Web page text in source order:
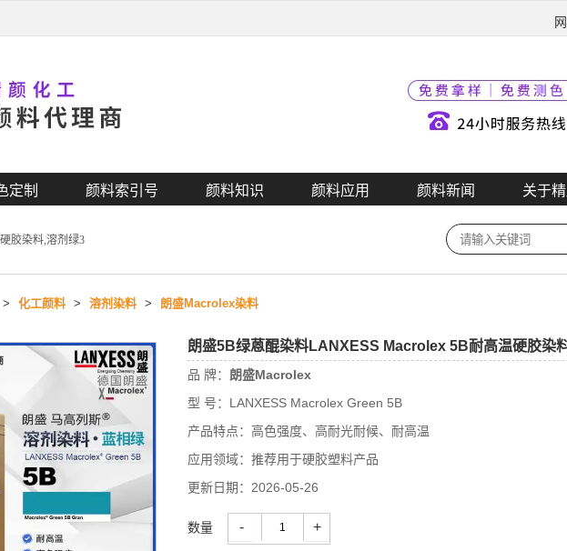
定制 颜料索引号 颜料知识 颜料应用 颜料新闻 关于
胶染料,溶剂绿3
> 化工颜料 > 溶剂染料 > 朗盛Macrolex染料
朗盛5B绿蒽醌染料LANXESS Macrolex 5B耐高温硬胶染
品 牌： 朗盛Macrolex
型 号： LANXESS Macrolex Green 5B
产品特点： 高色强度、高耐光耐候、耐高温
应用领域： 推荐用于硬胶塑料产品
更新日期： 2026-05-26
数量 - +